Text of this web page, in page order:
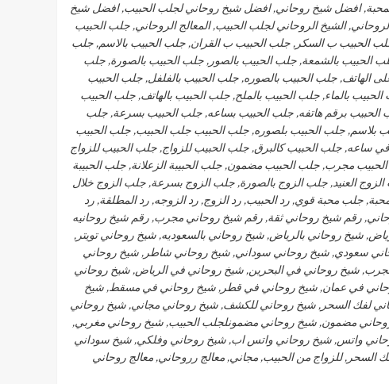
افضل شيخ روحاني, افضل شيخ روحاني لجلب الحبيب, افضل شيخ
الشيخ الروحاني لجلب الحبيب, المعالج الروحاني, جلب الحبيب
جلب الحبيب ب السكر, جلب الحبيب ب القران, جلب الحبيب بالاسم, جلب
الحبيب بالشمعة, جلب الحبيب بالصور, جلب الحبيب بالصورة, جلب
الهاتف, جلب الحبيب بالصوره, جلب الحبيب بالفلفل, جلب الحبيب
بالماء, جلب الحبيب بالملح, جلب الحبيب بالهاتف, جلب الحبيب
الحبيب برقم هاتفه, جلب الحبيب بساعه, جلب الحبيب بسرعة, جلب
بلاسم, جلب الحبيب بلصوره, جلب الحبيب جلب الحبيب, جلب الحبيب
جلب الحبيب كالبرق, جلب الحبيب للزواج, جلب الحبيب للزواج
مجرب, جلب الحبيب مضمون, جلب الحبيبة الزعلانة, جلب الحبيبة
العنيد, جلب الزوج بالصورة, جلب الزوج بسرعة, جلب الزوج خلال
جلب محبة قوي, رد الحبيب, رد الزوج, رد الزوجه, رد المطلقة, رد
رقم شيخ روحاني ثقة, رقم شيخ روحاني مجرب, رقم شيخ روحانيه
شيخ روحاني بالرياض, شيخ روحاني بالسعوديه, شيخ روحاني تويتر,
سعودي, شيخ روحاني سوداني, شيخ روحاني شاطر, شيخ روحاني
شيخ روحاني في البحرين, شيخ روحاني في الرياض, شيخ روحاني
في عمان, شيخ روحاني في قطر, شيخ روحاني في مسقط, شيخ
لفك السحر, شيخ روحاني للكشف, شيخ روحاني مجاني, شيخ روحاني
مضمون, شيخ روحاني مضمونلجلب الحبيب, شيخ روحاني مغربي,
واتس, شيخ روحاني واتس اب, شيخ روحاني وفلكي, شيخ سوداني
للزواج من الحبيب, مجاني, معالج رروحاني, معالج روحاني